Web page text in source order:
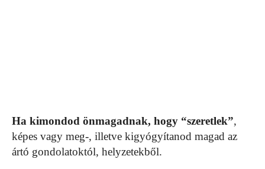
Ha kimondod önmagadnak, hogy “szeretlek”,
képes vagy meg-, illetve kigyógyítanod magad az
ártó gondolatoktól, helyzetekből.